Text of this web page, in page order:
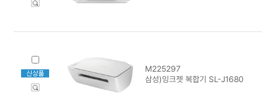
M225297
삼성)잉크젯 복합기 SL-J1680